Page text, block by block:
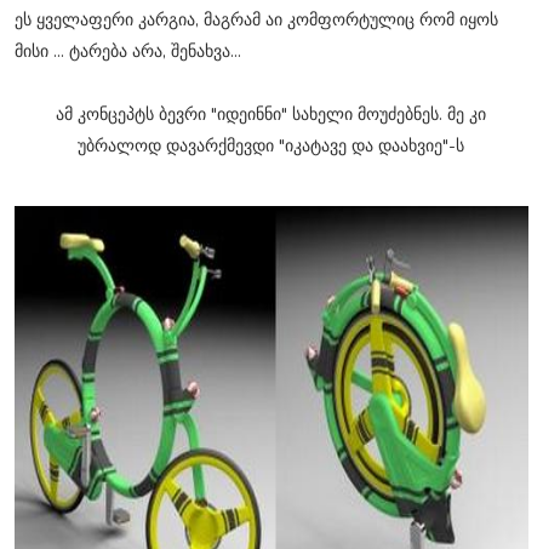
ეს ყველაფერი კარგია, მაგრამ აი კომფორტულიც რომ იყოს
მისი ... ტარება არა, შენახვა...
ამ კონცეპტს ბევრი "იდეინნი" სახელი მოუძებნეს. მე კი
უბრალოდ დავარქმევდი "იკატავე და დაახვიე"-ს